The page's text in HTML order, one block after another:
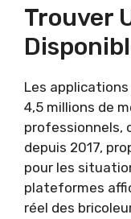
Trouver
Les
4,5 millions de
professionnels,
depuis 2017,
pour les
plateformes
réel des